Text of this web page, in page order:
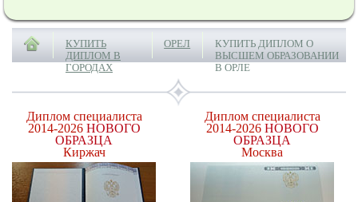
КУПИТЬ
ДИПЛОМ В
ГОРОДАХ
ОРЕЛ
КУПИТЬ ДИПЛОМ О
ВЫСШЕМ ОБРАЗОВАНИИ
В ОРЛЕ
Диплом специалиста
2014-2026 НОВОГО
ОБРАЗЦА
Киржач
Диплом специалиста
2014-2026 НОВОГО
ОБРАЗЦА
Москва